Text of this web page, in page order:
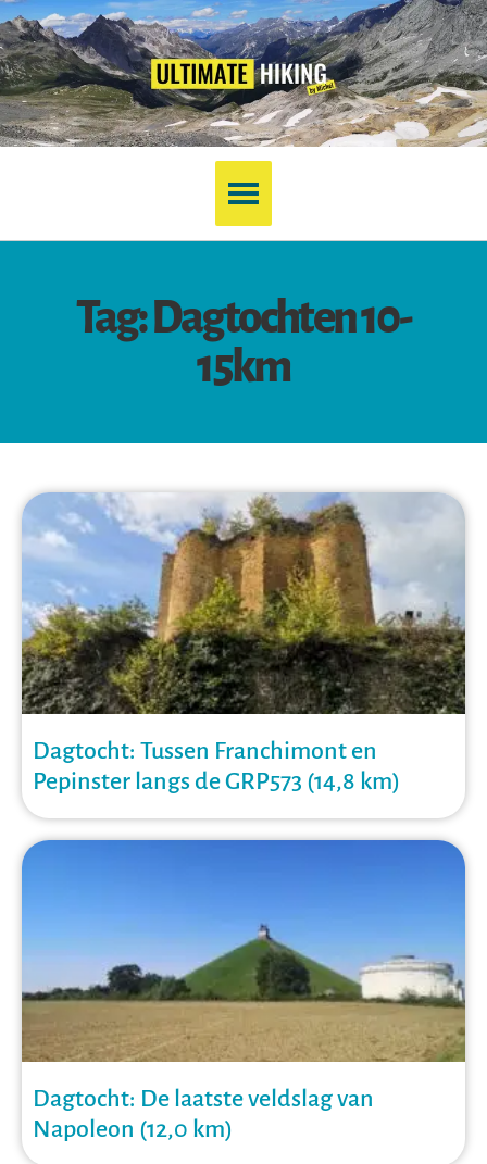
Tag: Dagtochten 10-
15km
Dagtocht: Tussen Franchimont en
Pepinster langs de GRP573 (14,8 km)
Dagtocht: De laatste veldslag van
Napoleon (12,0 km)